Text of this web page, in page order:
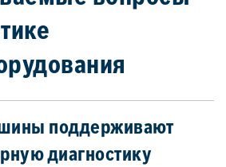
поддерживают
диагностику